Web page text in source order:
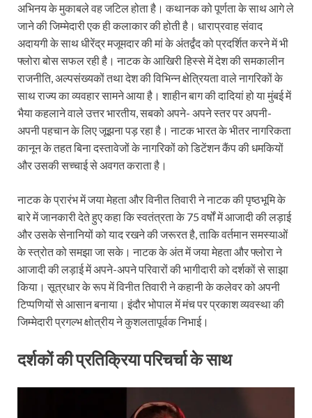
अभिनय के मुकाबले वह जटिल होता है। कथानक को पूर्णता के साथ आगे ले
जाने की जिम्मेदारी एक ही कलाकार की होती है। धाराप्रवाह संवाद
अदायगी के साथ धीरेंद्र मजूमदार की मां के अंतर्द्वंद को प्रदर्शित करने में भी
फ्लोरा बोस सफल रही है। नाटक के आखिरी हिस्से में देश की समकालीन
राजनीति, अल्पसंख्यकों तथा देश की विभिन्न क्षेत्रियता वाले नागरिकों के
साथ राज्य का व्यवहार सामने आया है। शाहीन बाग की दादियां हो या मुंबई में
भैया कहलाने वाले उत्तर भारतीय, सबको अपने- अपने स्तर पर अपनी-
अपनी पहचान के लिए जूझना पड़ रहा है। नाटक भारत के भीतर नागरिकता
कानून के तहत बिना दस्तावेजों के नागरिकों को डिटेंशन कैंप की धमकियों
और उसकी सच्चाई से अवगत कराता है।
नाटक के प्रारंभ में जया मेहता और विनीत तिवारी ने नाटक की पृष्ठभूमि के
बारे में जानकारी देते हुए कहा कि स्वतंत्रता के 75 वर्षों में आजादी की लड़ाई
और उसके सेनानियों को याद रखने की जरूरत है, ताकि वर्तमान समस्याओं
के स्त्रोत को समझा जा सके। नाटक के अंत में जया मेहता और फ्लोरा ने
आजादी की लड़ाई में अपने-अपने परिवारों की भागीदारी को दर्शकों से साझा
किया। सूत्रधार के रूप में विनीत तिवारी ने कहानी के कलेवर को अपनी
टिप्पणियों से आसान बनाया। इंदौर भोपाल में मंच पर प्रकाश व्यवस्था की
जिम्मेदारी प्रगल्भ क्षोत्रीय ने कुशलतापूर्वक निभाई।
दर्शकों की प्रतिक्रिया परिचर्चा के साथ